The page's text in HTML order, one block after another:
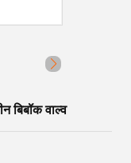
बिबॉक वाल्व